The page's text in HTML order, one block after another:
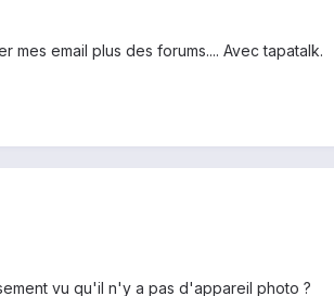
email plus des forums.... Avec tapatalk.
vu qu'il n'y a pas d'appareil photo ?